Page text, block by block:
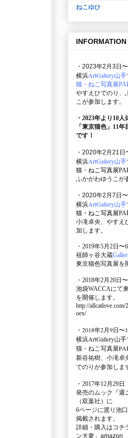
ねこゆひ
INFORMATION
・2023年2月3日
横浜ArtGallery山手
猫・ねこ写真展
やすえひでのり、
こが参加します。
・2023年より10
「東京猫色」 11年
です！
・2020年2月21日
横浜ArtGallery山手
猫・ねこ写真展
ふかがわゆうこが
・2020年2月7日
横浜ArtGallery山手
猫・ねこ写真展
小滝卓央、やすえ
加します。
・2019年5月2日〜
祖師ヶ谷大蔵
東京猫色写真展を
・2018年2月20日
池袋WACCAにて
を開催します。
http://allcatlove.com/
oex/
・2018年2月9日〜
横浜ArtGallery山手
猫・ねこ写真展
新谷祐樹、小滝卓
でのりが参加しま
・ 2017年12月29日
発売のムック
『
（双葉社）に
6ページに渡り 池
掲載されます。
詳細・購入はコ
ン大衆」amazon